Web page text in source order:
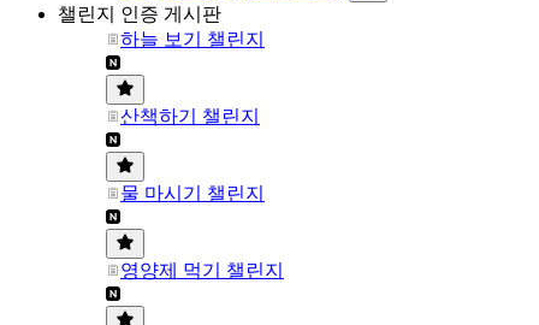
챌린지 인증 게시판
하늘 보기 챌린지
산책하기 챌린지
물 마시기 챌린지
영양제 먹기 챌린지